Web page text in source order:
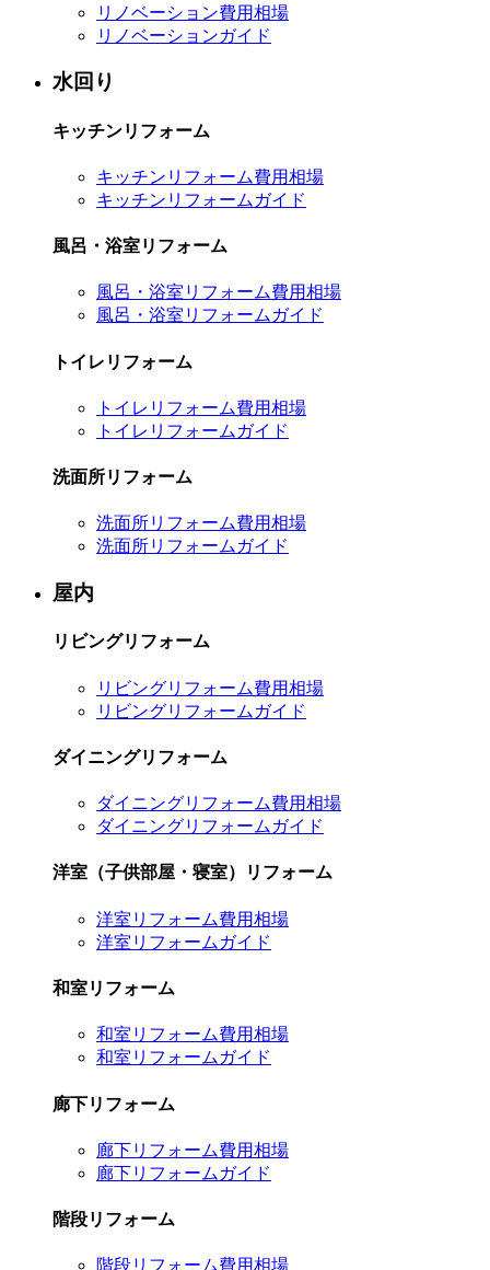
リノベーション費用相場
リノベーションガイド
水回り
キッチンリフォーム
キッチンリフォーム費用相場
キッチンリフォームガイド
風呂・浴室リフォーム
風呂・浴室リフォーム費用相場
風呂・浴室リフォームガイド
トイレリフォーム
トイレリフォーム費用相場
トイレリフォームガイド
洗面所リフォーム
洗面所リフォーム費用相場
洗面所リフォームガイド
屋内
リビングリフォーム
リビングリフォーム費用相場
リビングリフォームガイド
ダイニングリフォーム
ダイニングリフォーム費用相場
ダイニングリフォームガイド
洋室（子供部屋・寝室）リフォーム
洋室リフォーム費用相場
洋室リフォームガイド
和室リフォーム
和室リフォーム費用相場
和室リフォームガイド
廊下リフォーム
廊下リフォーム費用相場
廊下リフォームガイド
階段リフォーム
階段リフォーム費用相場